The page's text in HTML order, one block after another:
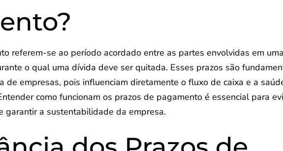
referem-se ao período acordado entre as partes envolvidas em uma
o qual uma dívida deve ser quitada. Esses prazos são
de empresas, pois influenciam diretamente o fluxo de caixa e a
como funcionam os prazos de pagamento é essencial para
garantir a sustentabilidade da empresa.